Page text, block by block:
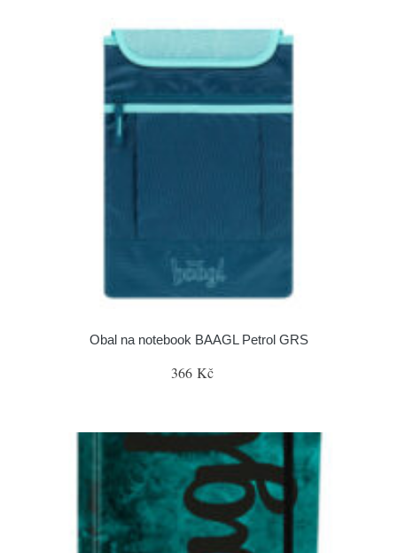
Obal na notebook BAAGL Petrol GRS
366 Kč